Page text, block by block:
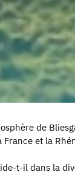
de
France et la
t-il dans la